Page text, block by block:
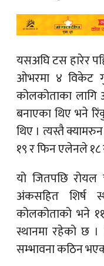
यसअघि टस हारेर
ओभरमा ४ विकेट
कोलकोताका
बनाएका थिए भने
थिए । त्यस्तै
१९ र फिन एलेनले १८
यो जितपछि
अंकसहित शिर्ष
कोलकोताको भने
स्थानमा रहेको छ
सम्भावना कठिन